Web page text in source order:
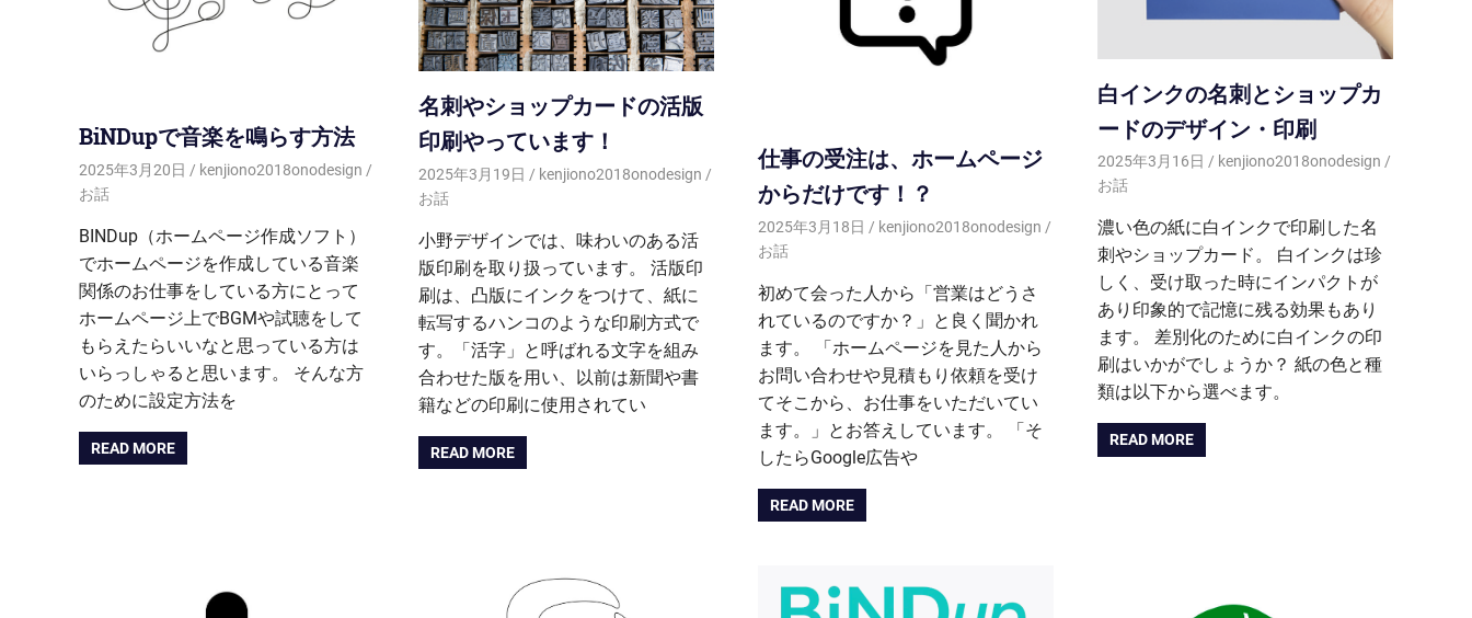
BiNDupで音楽を鳴らす方法
2025年3月20日
kenjiono2018onodesign
お話
BINDup（ホームページ作成ソフト）
でホームページを作成している音楽
関係のお仕事をしている方にとって
ホームページ上でBGMや試聴をして
もらえたらいいなと思っている方は
いらっしゃると思います。 そんな方
のために設定方法を
READ MORE
名刺やショップカードの活版
印刷やっています！
2025年3月19日
kenjiono2018onodesign
お話
小野デザインでは、味わいのある活
版印刷を取り扱っています。 活版印
刷は、凸版にインクをつけて、紙に
転写するハンコのような印刷方式で
す。「活字」と呼ばれる文字を組み
合わせた版を用い、以前は新聞や書
籍などの印刷に使用されてい
READ MORE
仕事の受注は、ホームページ
からだけです！？
2025年3月18日
kenjiono2018onodesign
お話
初めて会った人から「営業はどうさ
れているのですか？」と良く聞かれ
ます。 「ホームページを見た人から
お問い合わせや見積もり依頼を受け
てそこから、お仕事をいただいてい
ます。」とお答えしています。 「そ
したらGoogle広告や
READ MORE
白インクの名刺とショップカ
ードのデザイン・印刷
2025年3月16日
kenjiono2018onodesign
お話
濃い色の紙に白インクで印刷した名
刺やショップカード。 白インクは珍
しく、受け取った時にインパクトが
あり印象的で記憶に残る効果もあり
ます。 差別化のために白インクの印
刷はいかがでしょうか？ 紙の色と種
類は以下から選べます。
READ MORE